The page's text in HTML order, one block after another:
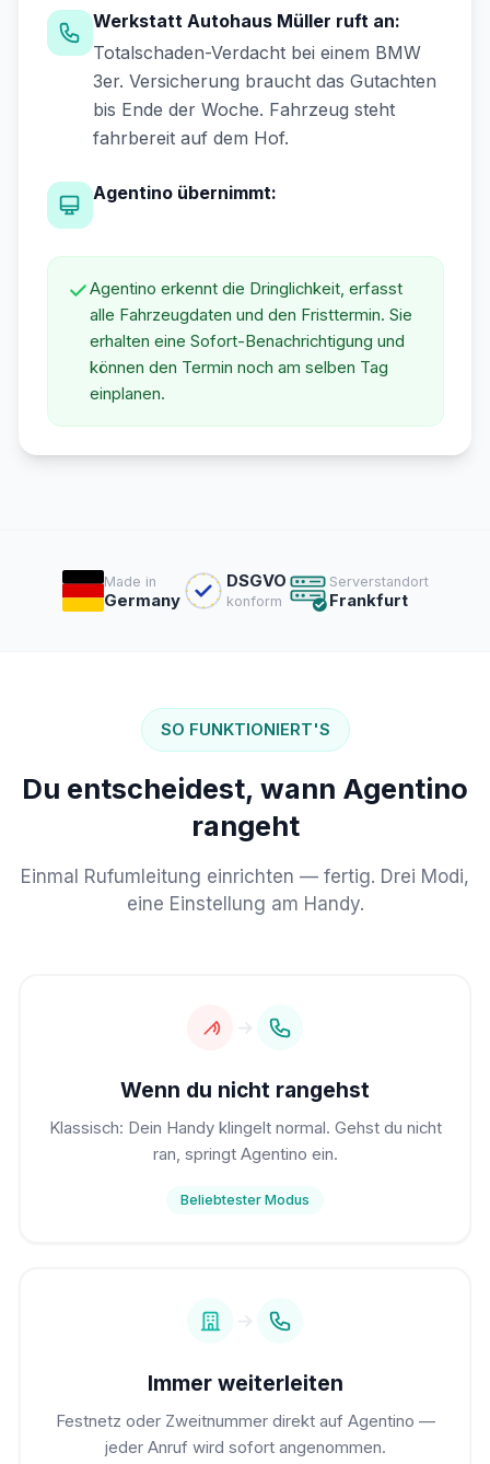
Werkstatt Autohaus Müller ruft an:
Totalschaden-Verdacht bei einem BMW
3er. Versicherung braucht das Gutachten
bis Ende der Woche. Fahrzeug steht
fahrbereit auf dem Hof.
Agentino übernimmt:
Agentino erkennt die Dringlichkeit, erfasst
alle Fahrzeugdaten und den Fristtermin. Sie
erhalten eine Sofort-Benachrichtigung und
können den Termin noch am selben Tag
einplanen.
Made in
Germany
DSGVO
konform
Serverstandort
Frankfurt
SO FUNKTIONIERT'S
Du entscheidest, wann Agentino
rangeht
Einmal Rufumleitung einrichten — fertig. Drei Modi,
eine Einstellung am Handy.
Wenn du nicht rangehst
Klassisch: Dein Handy klingelt normal. Gehst du nicht
ran, springt Agentino ein.
Beliebtester Modus
Immer weiterleiten
Festnetz oder Zweitnummer direkt auf Agentino —
jeder Anruf wird sofort angenommen.